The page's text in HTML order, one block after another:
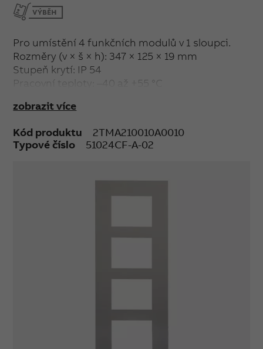
Pro umístění 4 funkčních modulů v 1 sloupci.
Rozměry (v × š × h): 347 × 125 × 19 mm
Stupeň krytí: IP 54
Pracovní teploty: –40 až +55 °C
zobrazit více
Kód produktu
2TMA210010A0010
Typové číslo
51024CF-A-02